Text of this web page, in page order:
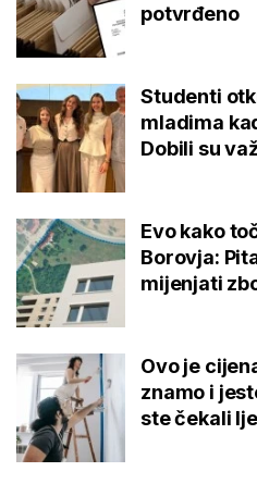
potvrđeno
Studenti
mladima
Dobili su
Evo kako
Borovja:
mijenjati
Ovo je
znamo i
ste čekali